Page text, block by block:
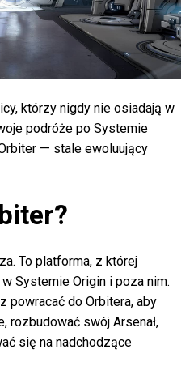
którzy nigdy nie osiadają w
podróże po Systemie
— stale ewoluujący
To platforma, z której
Systemie Origin i poza nim.
powracać do Orbitera, aby
rozbudować swój Arsenał,
się na nadchodzące